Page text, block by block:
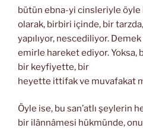
bütün ebna-yi cinsleriyle
olarak, birbiri içinde, bir
yapılıyor, nescediliyor.
emirle hareket ediyor. Yoksa,
bir keyfiyette, bir
heyette ittifak ve muvafakat
Öyle ise, bu san’atlı şeylerin
bir ilânnâmesi hükmünde,